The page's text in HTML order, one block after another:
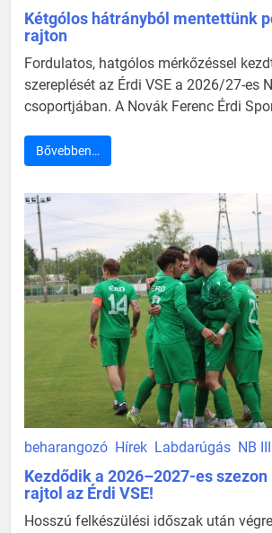
Kétgólos hátrányból mentettünk
rajton
Fordulatos, hatgólos mérkőzéssel
szereplését az Érdi VSE a 2026/27-es
csoportjában. A Novák Ferenc Érdi
Bővebben…
beharangozó Hírek Labdarúgás NB III
Kezdődik a 2026–2027-es
rajtol az Érdi VSE!
Hosszú felkészülési időszak után